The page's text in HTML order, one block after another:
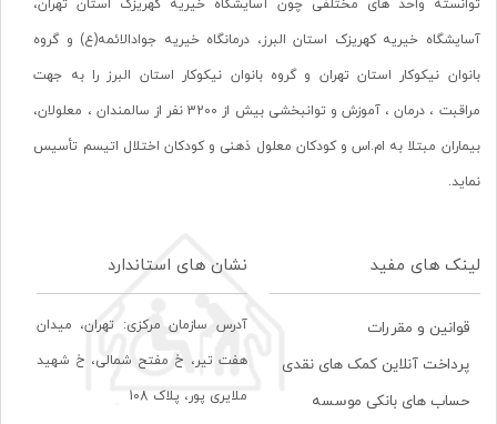
توانسته واحد های مختلفی چون آسایشگاه خیریه کهریزک استان تهران،
آسایشگاه خیریه کهریزک استان البرز، درمانگاه خیریه جوادالائمه(ع) و گروه
بانوان نیکوکار استان تهران و گروه بانوان نیکوکار استان البرز را به جهت
مراقبت ، درمان ، آموزش و توانبخشی بیش از 3200 نفر از سالمندان ، معلولان،
بیماران مبتلا به ام.اس و کودکان معلول ذهنی و کودکان اختلال اتیسم تأسیس
نماید.
لینک های مفید
قوانین و مقررات
پرداخت آنلاین کمک های نقدی
حساب های بانکی موسسه
نشان های استاندارد
آدرس سازمان مرکزی: تهران، ميدان
هفت تير، خ مفتح شمالی، خ شهيد
ملايری پور، پلاک 108